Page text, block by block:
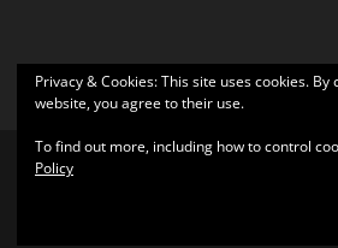
|
Privacy & Cookies: This site uses cookies.
website, you agree to their use.
To find out more, including how to control
Policy